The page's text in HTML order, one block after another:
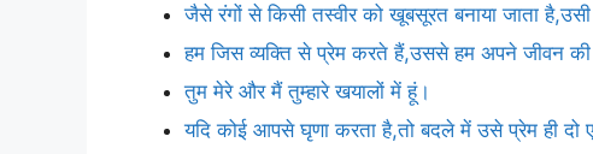
जैसे रंगों से किसी तस्वीर को खूबसूरत बनाया जाता
हम जिस व्यक्ति से प्रेम करते हैं,उससे हम अपने जीवन की
तुम मेरे और मैं तुम्हारे खयालों में हूं।
यदि कोई आपसे घृणा करता है,तो बदले में उसे प्रेम ही